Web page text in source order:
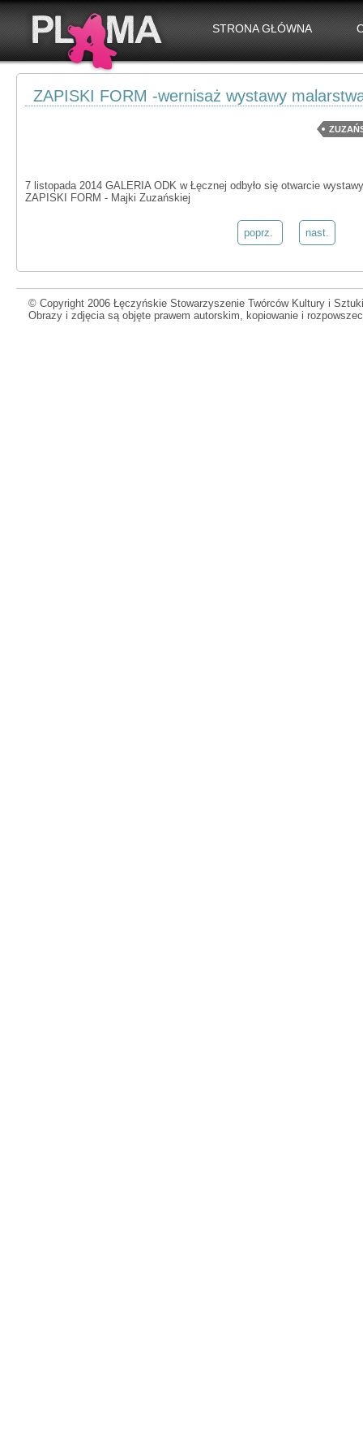
STRONA GŁÓWNA
ZAPISKI FORM -wernisaż wystawy
7 listopada 2014 GALERIA ODK w Łęcznej odbyło się otwarcie
ZAPISKI FORM - Majki Zuzańskiej
poprz. nast.
© Copyright 2006 Łęczyńskie Stowarzyszenie Twórców Kultury i
Obrazy i zdjęcia są objęte prawem autorskim, kopiowanie i